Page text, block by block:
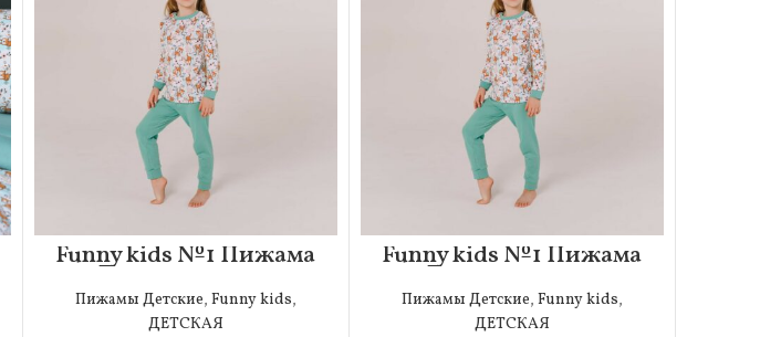
Funny kids №1 Пижама
Детская 104-110
Пижамы Детские, Funny kids,
ДЕТСКАЯ
Funny kids №1 Пижама
Детская 110-116
Пижамы Детские, Funny kids,
ДЕТСКАЯ